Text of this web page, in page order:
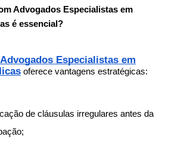
Advogados Especialistas em
é essencial?
Advogados Especialistas em
oferece vantagens estratégicas:
de cláusulas irregulares antes da